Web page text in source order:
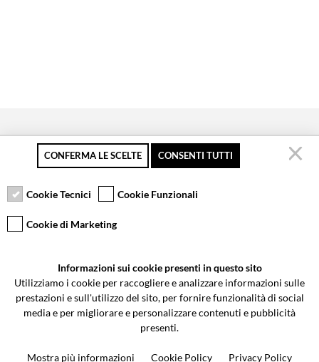
Pagamento sicuro
Resi gratuiti fino a 30
Servizio clienti
Via Galileo Galilei 5 | Verano Brianza (MB) 20843 | ITALY
0362-805407-info@valtermoto.com
CONFERMA LE SCELTE CONSENTI TUTTI
Cookie Tecnici Cookie Funzionali
Cookie di Marketing
Informazioni sui cookie presenti in questo sito
Utilizziamo i cookie per raccogliere e analizzare informazioni sulle
prestazioni e sull'utilizzo del sito, per fornire funzionalità di social
media e per migliorare e personalizzare contenuti e pubblicità
presenti.
Mostra più informazioni Cookie Policy Privacy Policy